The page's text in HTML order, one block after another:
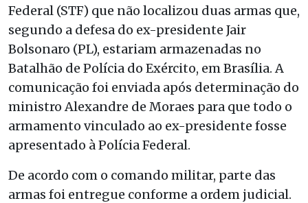
Federal (STF) que não localizou duas armas que,
segundo a defesa do ex-presidente Jair
Bolsonaro (PL), estariam armazenadas no
Batalhão de Polícia do Exército, em Brasília. A
comunicação foi enviada após determinação do
ministro Alexandre de Moraes para que todo o
armamento vinculado ao ex-presidente fosse
apresentado à Polícia Federal.
De acordo com o comando militar, parte das
armas foi entregue conforme a ordem judicial.